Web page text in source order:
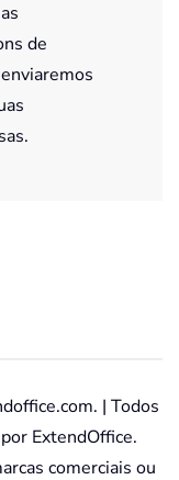
de
| Todos
ExtendOffice.
comerciais ou